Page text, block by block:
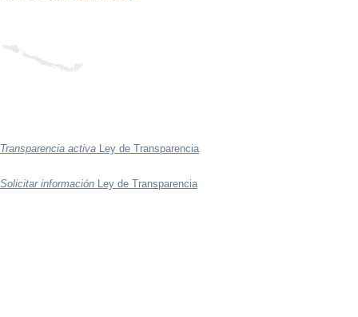
Transparencia activa Ley de Transparencia
Solicitar información Ley de Transparencia